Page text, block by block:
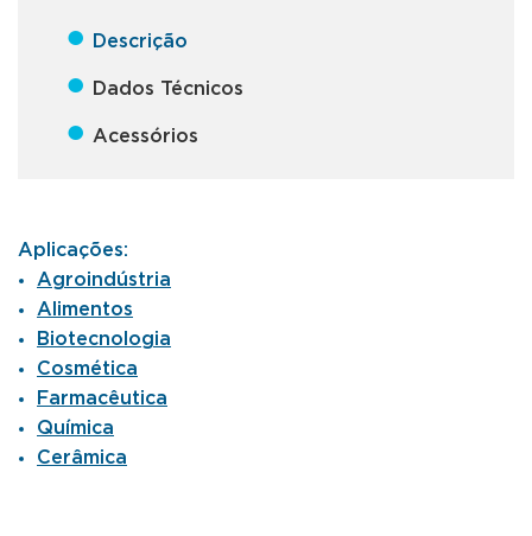
● Descrição
● Dados Técnicos
● Acessórios
Aplicações:
Agroindústria
Alimentos
Biotecnologia
Cosmética
Farmacêutica
Química
Cerâmica